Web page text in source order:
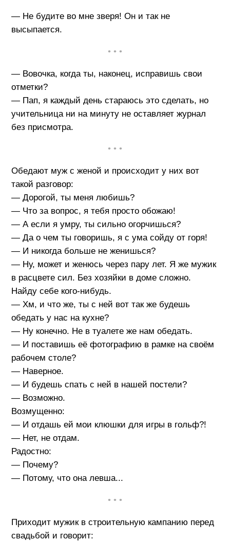
— Не будите во мне зверя! Он и так не
высыпается.
• • •
— Вовочка, когда ты, наконец, исправишь свои
отметки?
— Пап, я каждый день стараюсь это сделать, но
учительница ни на минуту не оставляет журнал
без присмотра.
• • •
Обедают муж с женой и происходит у них вот
такой разговор:
— Дорогой, ты меня любишь?
— Что за вопрос, я тебя просто обожаю!
— А если я умру, ты сильно огорчишься?
— Да о чем ты говоришь, я с ума сойду от горя!
— И никогда больше не женишься?
— Ну, может и женюсь через пару лет. Я же мужик
в расцвете сил. Без хозяйки в доме сложно.
Найду себе кого-нибудь.
— Хм, и что же, ты с ней вот так же будешь
обедать у нас на кухне?
— Ну конечно. Не в туалете же нам обедать.
— И поставишь её фотографию в рамке на своём
рабочем столе?
— Наверное.
— И будешь спать с ней в нашей постели?
— Возможно.
Возмущенно:
— И отдашь ей мои клюшки для игры в гольф?!
— Нет, не отдам.
Радостно:
— Почему?
— Потому, что она левша...
• • •
Приходит мужик в строительную кампанию перед
свадьбой и говорит: